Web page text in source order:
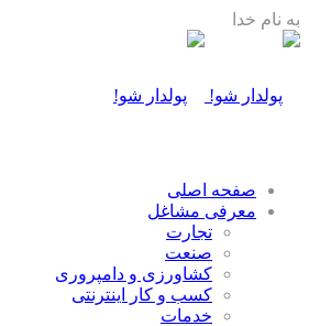
به نام خدا
صفحه اصلی
معرفی مشاغل
تجارت
صنعت
كشاورزی و دامپروری
كسب و كار اينترنتی
خدمات